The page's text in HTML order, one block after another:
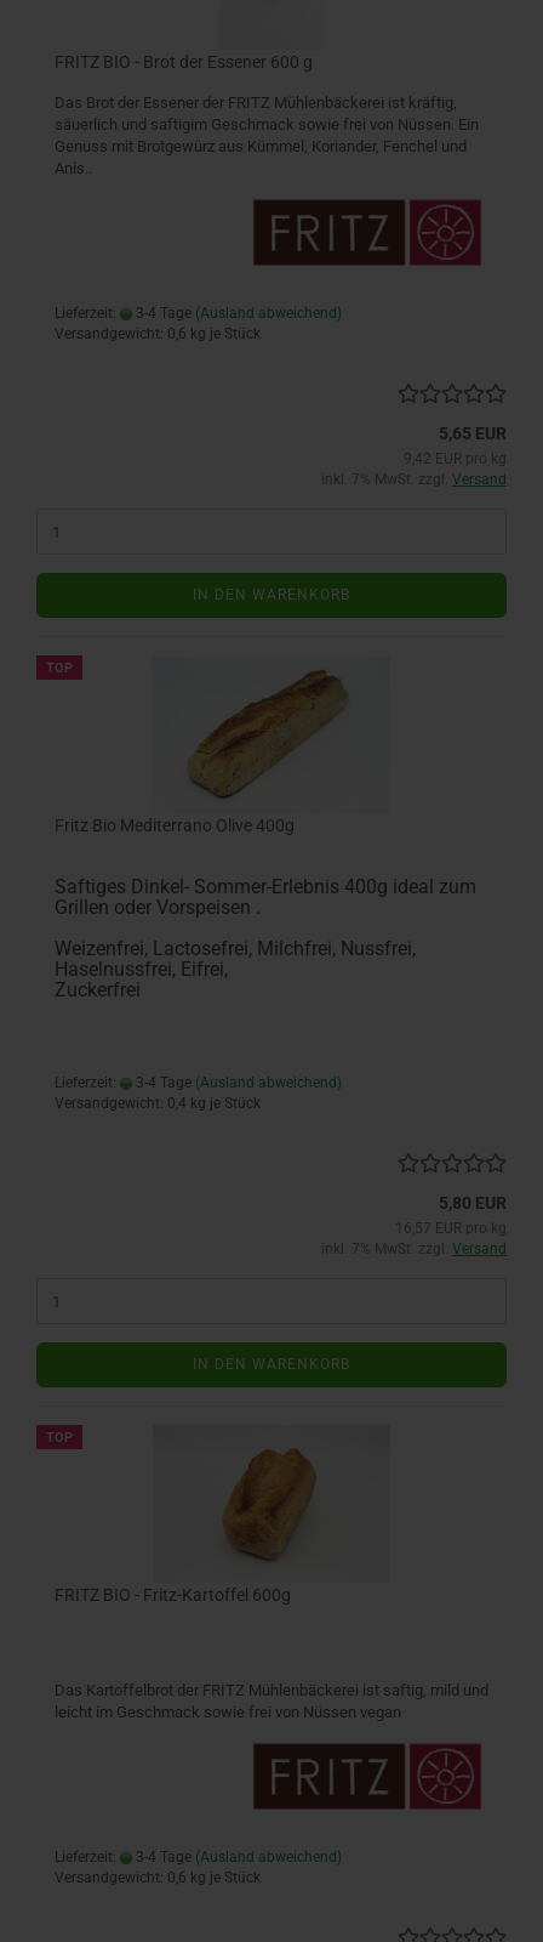
FRITZ BIO - Brot der Essener 600 g
Das Brot der Essener der FRITZ Mühlenbäckerei ist kräftig,
säuerlich und saftigim Geschmack sowie frei von Nüssen. Ein
Genuss mit Brotgewürz aus Kümmel, Koriander, Fenchel und
Anis..
Lieferzeit: 3-4 Tage (Ausland abweichend)
Versandgewicht: 0,6 kg je Stück
5,65 EUR
9,42 EUR pro kg
inkl. 7% MwSt. zzgl. Versand
IN DEN WARENKORB
TOP
Fritz Bio Mediterrano Olive 400g
Saftiges Dinkel- Sommer-Erlebnis 400g ideal zum
Grillen oder Vorspeisen .
Weizenfrei, Lactosefrei, Milchfrei, Nussfrei,
Haselnussfrei, Eifrei,
Zuckerfrei
Lieferzeit: 3-4 Tage (Ausland abweichend)
Versandgewicht: 0,4 kg je Stück
5,80 EUR
16,57 EUR pro kg
inkl. 7% MwSt. zzgl. Versand
IN DEN WARENKORB
TOP
FRITZ BIO - Fritz-Kartoffel 600g
Das Kartoffelbrot der FRITZ Mühlenbäckerei ist saftig, mild und
leicht im Geschmack sowie frei von Nüssen vegan
Lieferzeit: 3-4 Tage (Ausland abweichend)
Versandgewicht: 0,6 kg je Stück